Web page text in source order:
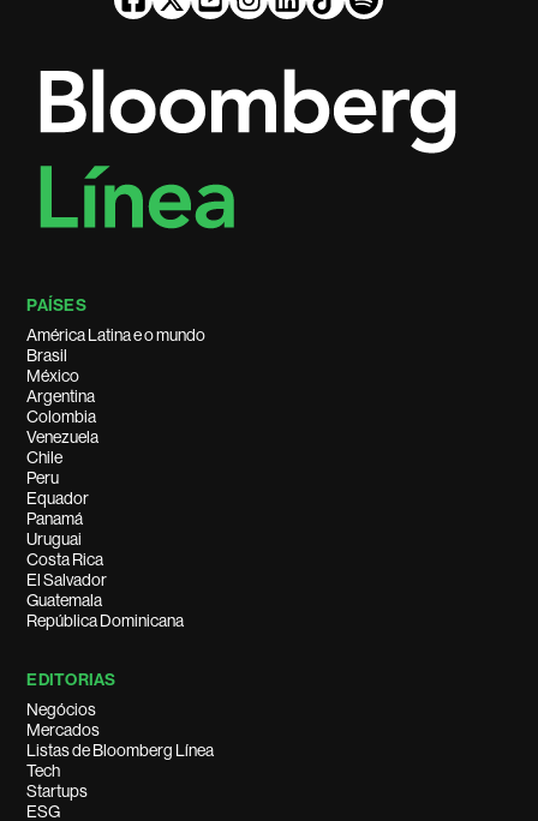
PAÍSES
América Latina e o mundo
Brasil
México
Argentina
Colombia
Venezuela
Chile
Peru
Equador
Panamá
Uruguai
Costa Rica
El Salvador
Guatemala
República Dominicana
EDITORIAS
Negócios
Mercados
Listas de Bloomberg Línea
Tech
Startups
ESG